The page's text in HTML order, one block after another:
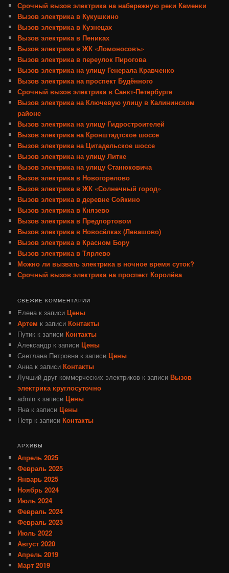
Срочный вызов электрика на набережную реки Каменки
Вызов электрика в Кукушкино
Вызов электрика в Кузнецах
Вызов электрика в Пениках
Вызов электрика в ЖК «Ломоносовъ»
Вызов электрика в переулок Пирогова
Вызов электрика на улицу Генерала Кравченко
Вызов электрика на проспект Будённого
Срочный вызов электрика в Санкт-Петербурге
Вызов электрика на Ключевую улицу в Калининском
районе
Вызов электрика на улицу Гидростроителей
Вызов электрика на Кронштадтское шоссе
Вызов электрика на Цитадельское шоссе
Вызов электрика на улицу Литке
Вызов электрика на улицу Станюковича
Вызов электрика в Новогорелово
Вызов электрика в ЖК «Солнечный город»
Вызов электрика в деревне Сойкино
Вызов электрика в Князево
Вызов электрика в Предпортовом
Вызов электрика в Новосёлках (Левашово)
Вызов электрика в Красном Бору
Вызов электрика в Тярлево
Можно ли вызвать электрика в ночное время суток?
Срочный вызов электрика на проспект Королёва
СВЕЖИЕ КОММЕНТАРИИ
Елена к записиЦены
Артем к записиКонтакты
Путик к записиКонтакты
Александр к записиЦены
Светлана Петровна к записиЦены
Анна к записиКонтакты
Лучший друг коммерческих электриков к записиВызов
электрика круглосуточно
admin к записиЦены
Яна к записиЦены
Петр к записиКонтакты
АРХИВЫ
Апрель 2025
Февраль 2025
Январь 2025
Ноябрь 2024
Июль 2024
Февраль 2024
Февраль 2023
Июль 2022
Август 2020
Апрель 2019
Март 2019